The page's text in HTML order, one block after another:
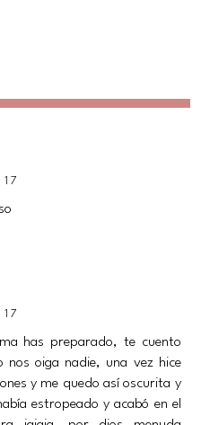
has preparado, te cuento
nos oiga nadie, una vez hice
y me quedo así oscurita y
estropeado y acabó en el